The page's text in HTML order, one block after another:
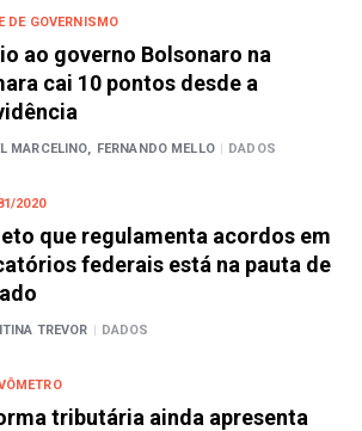
DE GOVERNISMO
ao governo Bolsonaro na
cai 10 pontos desde a
MARCELINO, FERNANDO MELLO | DADOS
2020
que regulamenta acordos em
federais está na pauta de
TREVOR | DADOS
tributária ainda apresenta